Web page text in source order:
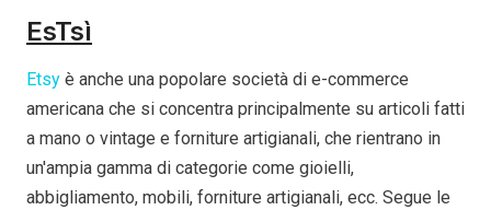
EsTsì
Etsy è anche una popolare società di e-commerce
americana che si concentra principalmente su articoli fatti
a mano o vintage e forniture artigianali, che rientrano in
un'ampia gamma di categorie come gioielli,
abbigliamento, mobili, forniture artigianali, ecc. Segue le